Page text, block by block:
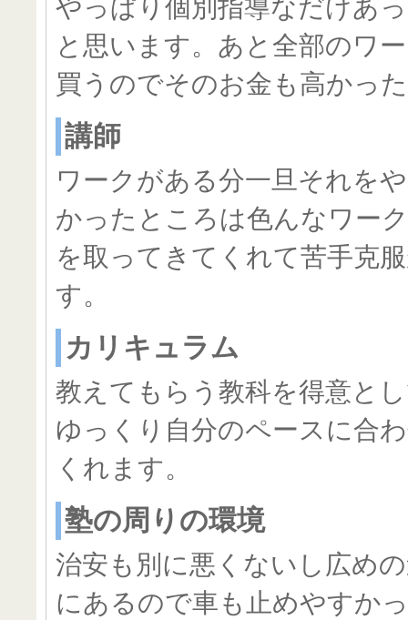
やっぱり個別指導なだけあ
と思います。あと全部のワ
買うのでそのお金も高かっ
講師
ワークがある分一旦それを
かったところは色んなワー
を取ってきてくれて苦手克
す。
カリキュラム
教えてもらう教科を得意と
ゆっくり自分のペースに合
くれます。
塾の周りの環境
治安も別に悪くないし広め
にあるので車も止めやすか